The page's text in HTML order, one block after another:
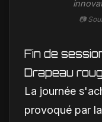
📷
Fin de
Drapeau
La journée
provoqué par